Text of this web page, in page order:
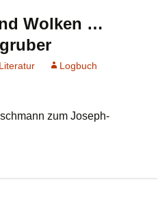
Wolken …
Literatur
Logbuch
zum Joseph-